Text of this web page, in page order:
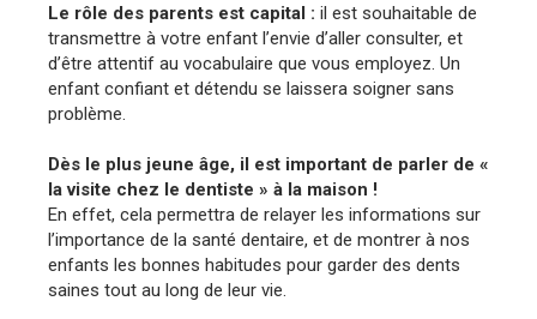
Le rôle des parents est capital : il est souhaitable de
transmettre à votre enfant l’envie d’aller consulter, et
d’être attentif au vocabulaire que vous employez. Un
enfant confiant et détendu se laissera soigner sans
problème.
Dès le plus jeune âge, il est important de parler de «
la visite chez le dentiste » à la maison !
En effet, cela permettra de relayer les informations sur
l’importance de la santé dentaire, et de montrer à nos
enfants les bonnes habitudes pour garder des dents
saines tout au long de leur vie.